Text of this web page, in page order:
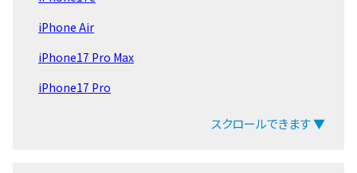
iPhone Air
iPhone17 Pro Max
iPhone17 Pro
スクロールできます ▼